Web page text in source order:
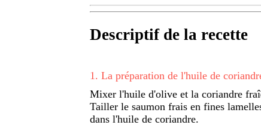
Descriptif de la recette
1 . La préparation de l'huile de
Mixer l'huile d'olive et la coriandre
Tailler le saumon frais en fines
dans l'huile de coriandre.